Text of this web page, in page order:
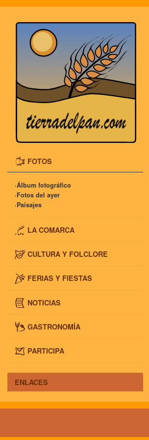
FOTOS
·Álbum fotográfico
·Fotos del ayer
·Paisajes
LA COMARCA
CULTURA Y FOLCLORE
FERIAS Y FIESTAS
NOTICIAS
GASTRONOMÍA
PARTICIPA
ENLACES